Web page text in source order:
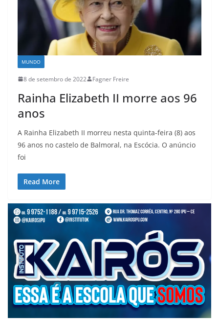
MUNDO
8 de setembro de 2022 Fagner Freire
Rainha Elizabeth II morre aos 96
anos
A Rainha Elizabeth II morreu nesta quinta-feira (8) aos
96 anos no castelo de Balmoral, na Escócia. O anúncio
foi
Read More